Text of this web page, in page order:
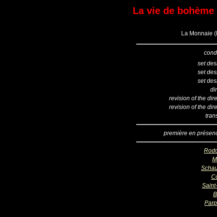
La vie de
La Monnaie
set
set
set
revision of the
revision of the
première en